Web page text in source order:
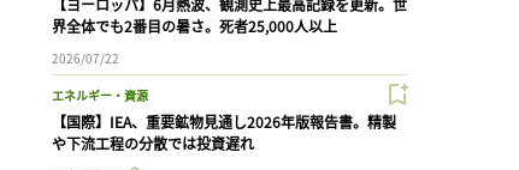
【ヨーロッパ】6月熱波、観測史上最高記録を更新。世
界全体でも2番目の暑さ。死者25,000人以上
2026/07/22
エネルギー・資源
【国際】IEA、重要鉱物見通し2026年版報告書。精製
や下流工程の分散では投資遅れ